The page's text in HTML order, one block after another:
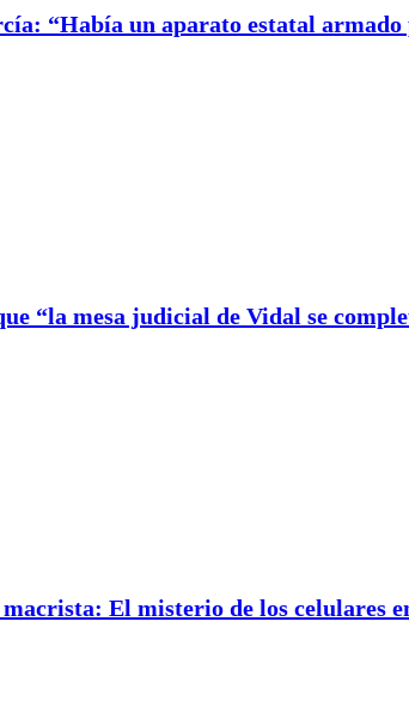
“Había un aparato estatal armado
“la mesa judicial de Vidal se
macrista: El misterio de los celulares